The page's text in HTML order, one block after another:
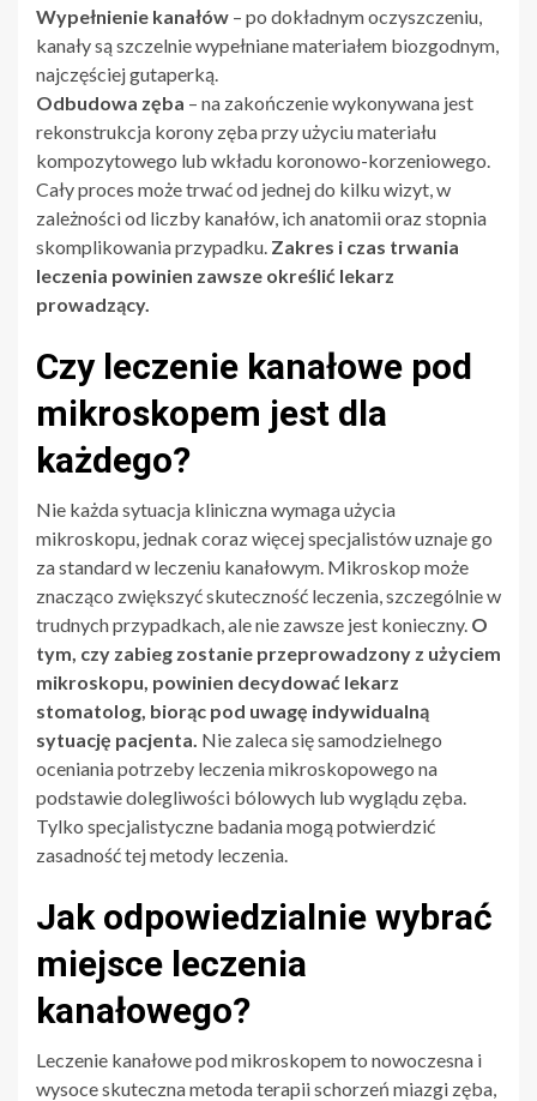
Wypełnienie kanałów – po dokładnym oczyszczeniu,
kanały są szczelnie wypełniane materiałem biozgodnym,
najczęściej gutaperką.
Odbudowa zęba – na zakończenie wykonywana jest
rekonstrukcja korony zęba przy użyciu materiału
kompozytowego lub wkładu koronowo-korzeniowego.
Cały proces może trwać od jednej do kilku wizyt, w
zależności od liczby kanałów, ich anatomii oraz stopnia
skomplikowania przypadku. Zakres i czas trwania
leczenia powinien zawsze określić lekarz
prowadzący.
Czy leczenie kanałowe pod
mikroskopem jest dla
każdego?
Nie każda sytuacja kliniczna wymaga użycia
mikroskopu, jednak coraz więcej specjalistów uznaje go
za standard w leczeniu kanałowym. Mikroskop może
znacząco zwiększyć skuteczność leczenia, szczególnie w
trudnych przypadkach, ale nie zawsze jest konieczny. O
tym, czy zabieg zostanie przeprowadzony z użyciem
mikroskopu, powinien decydować lekarz
stomatolog, biorąc pod uwagę indywidualną
sytuację pacjenta. Nie zaleca się samodzielnego
oceniania potrzeby leczenia mikroskopowego na
podstawie dolegliwości bólowych lub wyglądu zęba.
Tylko specjalistyczne badania mogą potwierdzić
zasadność tej metody leczenia.
Jak odpowiedzialnie wybrać
miejsce leczenia
kanałowego?
Leczenie kanałowe pod mikroskopem to nowoczesna i
wysoce skuteczna metoda terapii schorzeń miazgi zęba,